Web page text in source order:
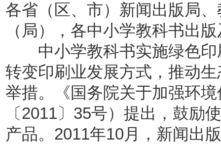
各省（区、市）新闻出版局
（局），各中小学教科书出
中小学教科书实施绿色印
转变印刷业发展方式，推动
举措。《国务院关于加强环
〔2011〕35号）提出，鼓励
产品。2011年10月，新闻出